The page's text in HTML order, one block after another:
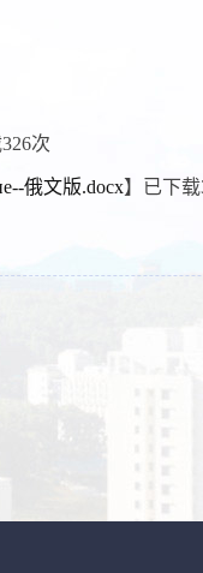
326次
俄文版.docx】已下载